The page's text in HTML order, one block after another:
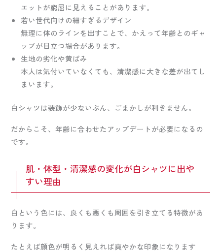
エットが窮屈に見えることがあります。
若い世代向けの細すぎるデザイン
無理に体のラインを出すことで、かえって年齢とのギャ
ップが目立つ場合があります。
生地の劣化や黄ばみ
本人は気付いていなくても、清潔感に大きな差が出てし
まいます。
白シャツは装飾が少ないぶん、ごまかしが利きません。
だからこそ、年齢に合わせたアップデートが必要になるの
です。
肌・体型・清潔感の変化が白シャツに出や
すい理由
白という色には、良くも悪くも周囲を引き立てる特徴があ
ります。
たとえば顔色が明るく見えれば爽やかな印象になります